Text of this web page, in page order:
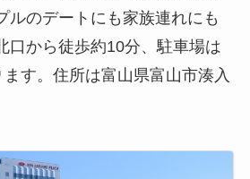
ルのデートにも家族連れにも
口から徒歩約10分、駐車場は
す。住所は富山県富山市湊入